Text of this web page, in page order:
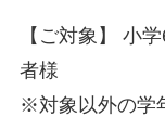
【ご対象】 小
者様
※対象以外の学